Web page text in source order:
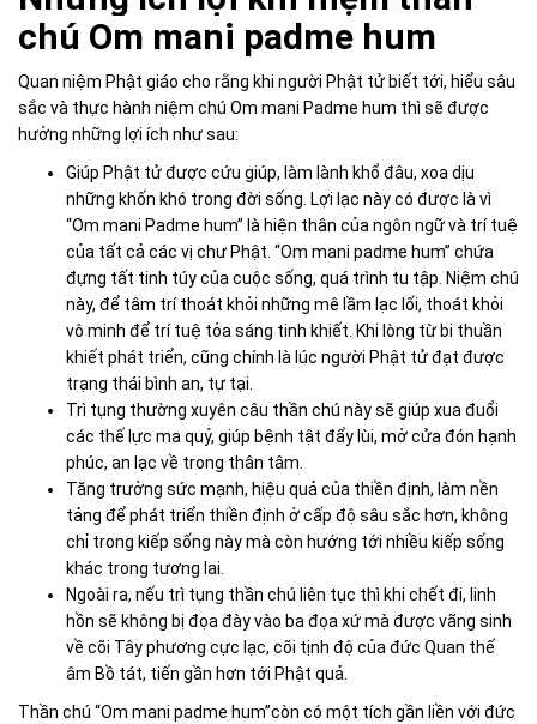
chú Om mani padme hum
Quan niệm Phật giáo cho rằng khi người Phật tử biết tới, hiểu sâu
sắc và thực hành niệm chú Om mani Padme hum thì sẽ được
hưởng những lợi ích như sau:
Giúp Phật tử được cứu giúp, làm lành khổ đâu, xoa dịu
những khốn khó trong đời sống. Lợi lạc này có được là vì
“Om mani Padme hum” là hiện thân của ngôn ngữ và trí tuệ
của tất cả các vị chư Phật. “Om mani padme hum” chứa
đựng tất tinh túy của cuộc sống, quá trình tu tập. Niệm chú
này, để tâm trí thoát khỏi những mê lầm lạc lối, thoát khỏi
vô minh để trí tuệ tỏa sáng tinh khiết. Khi lòng từ bi thuần
khiết phát triển, cũng chính là lúc người Phật tử đạt được
trạng thái bình an, tự tại.
Trì tụng thường xuyên câu thần chú này sẽ giúp xua đuổi
các thế lực ma quỷ, giúp bệnh tật đẩy lùi, mở cửa đón hạnh
phúc, an lạc về trong thân tâm.
Tăng trưởng sức mạnh, hiệu quả của thiền định, làm nền
tảng để phát triển thiền định ở cấp độ sâu sắc hơn, không
chỉ trong kiếp sống này mà còn hướng tới nhiều kiếp sống
khác trong tương lai.
Ngoài ra, nếu trì tụng thần chú liên tục thì khi chết đi, linh
hồn sẽ không bị đọa đày vào ba đọa xứ mà được vãng sinh
về cõi Tây phương cực lạc, cõi tịnh độ của đức Quan thế
âm Bồ tát, tiến gần hơn tới Phật quả.
Thần chú “Om mani padme hum”còn có một tích gần liền với đức